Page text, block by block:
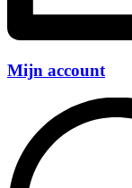
Mijn account